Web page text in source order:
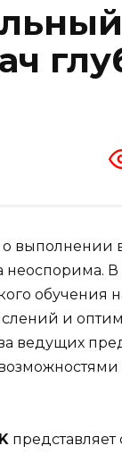
о выполнении
В
обучения
и
ведущих